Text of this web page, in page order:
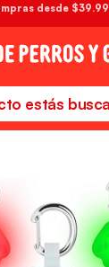
desde